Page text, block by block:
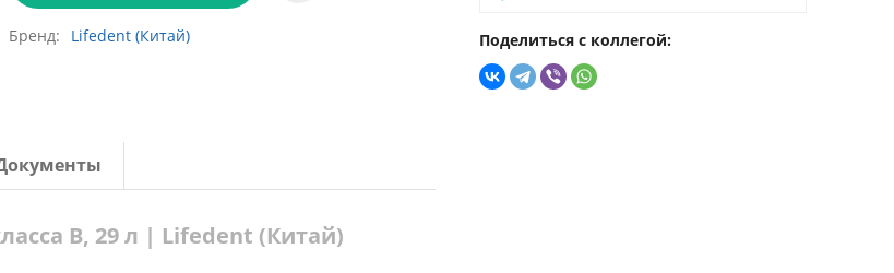
Бренд Lifedent (Китай) Поделиться с коллегой:
B, 29 л | Lifedent (Китай)